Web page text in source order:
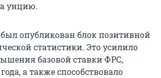
унцию.
опубликован блок позитивной
статистики. Это усилило
базовой ставки ФРС,
а также способствовало